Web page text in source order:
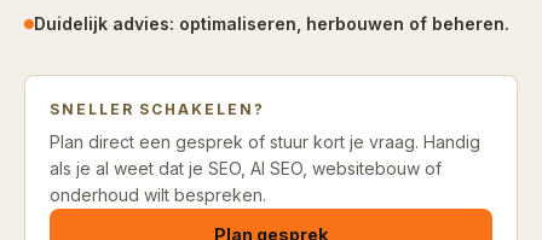
Duidelijk advies: optimaliseren, herbouwen of beheren.
SNELLER SCHAKELEN?
Plan direct een gesprek of stuur kort je vraag. Handig
als je al weet dat je SEO, AI SEO, websitebouw of
onderhoud wilt bespreken.
Plan gesprek